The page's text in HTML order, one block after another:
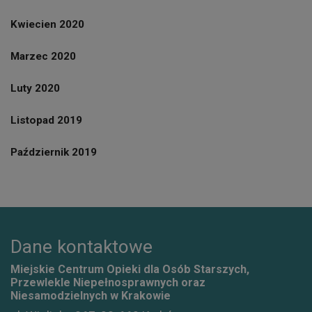
Kwiecien 2020
Marzec 2020
Luty 2020
Listopad 2019
Październik 2019
Dane kontaktowe
Miejskie Centrum Opieki dla Osób Starszych,
Przewlekle Niepełnosprawnych oraz
Niesamodzielnych w Krakowie